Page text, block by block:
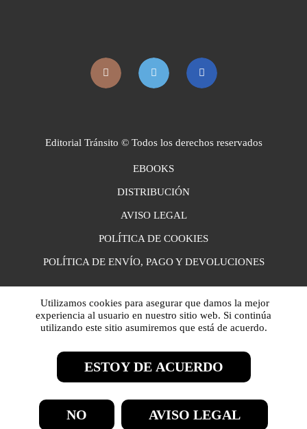
Editorial Tránsito © Todos los derechos reservados
EBOOKS
DISTRIBUCIÓN
AVISO LEGAL
POLÍTICA DE COOKIES
POLÍTICA DE ENVÍO, PAGO Y DEVOLUCIONES
Utilizamos cookies para asegurar que damos la mejor
experiencia al usuario en nuestro sitio web. Si continúa
utilizando este sitio asumiremos que está de acuerdo.
ESTOY DE ACUERDO
NO AVISO LEGAL